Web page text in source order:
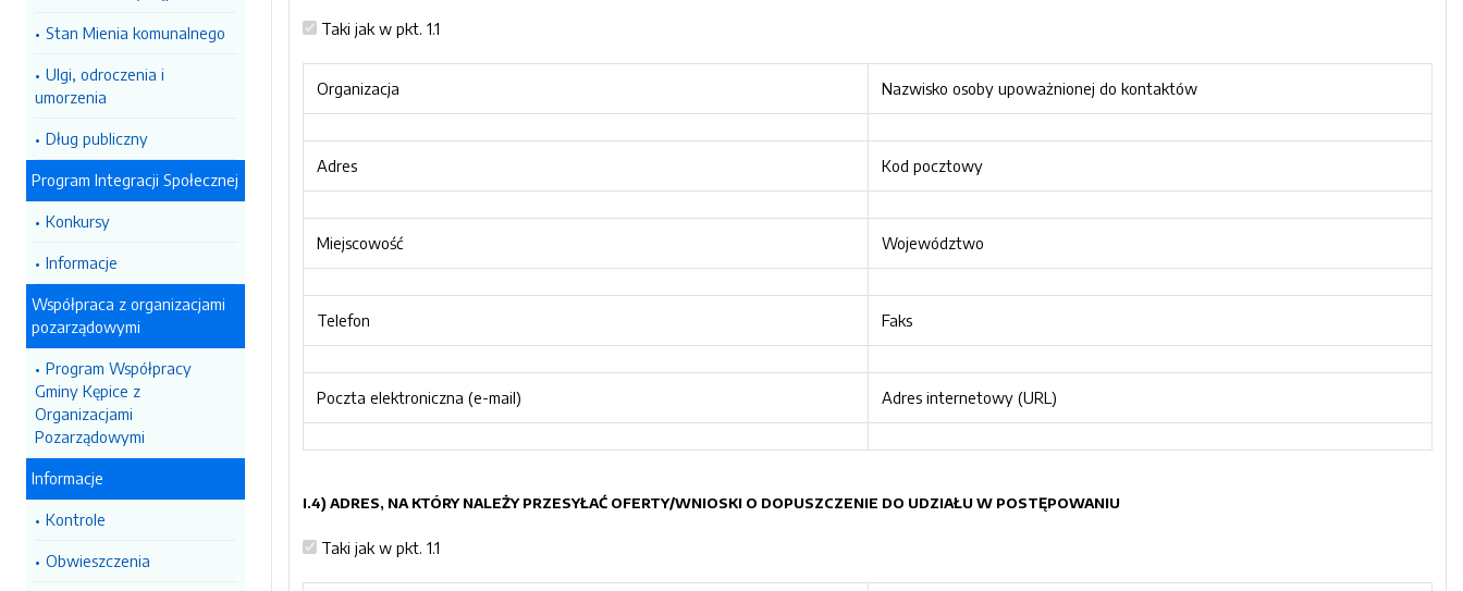
Stan Mienia komunalnego
Ulgi, odroczenia i
umorzenia
Dług publiczny
Program Integracji Społecznej
Konkursy
Informacje
Współpraca z organizacjami
pozarządowymi
Program Współpracy
Gminy Kępice z
Organizacjami
Pozarządowymi
Informacje
Kontrole
Obwieszczenia
Taki jak w pkt. 1.1
Organizacja Nazwisko osoby upoważnionej do kontaktów
Adres Kod pocztowy
Miejscowość Województwo
Telefon Faks
Poczta elektroniczna (e-mail) Adres internetowy (URL)
I.4) ADRES, NA KTÓRY NALEŻY PRZESYŁAĆ OFERTY/WNIOSKI O DOPUSZCZENIE DO UDZIAŁU W POSTĘPOWANIU
Taki jak w pkt. 1.1